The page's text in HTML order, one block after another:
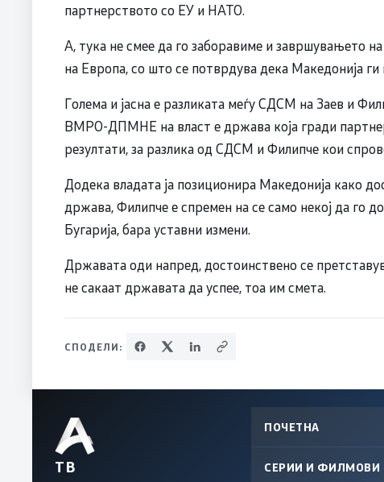
партнерството со ЕУ и НАТО.
А, тука не смее да го заборавиме и завршувањето
на Европа, со што се потврдува дека Македонија
Голема и јасна е разликата меѓу СДСM на Заев и
ВМРО-ДПМНЕ на власт е држава која гради
резултати, за разлика од СДСM и Филипче кои
Додека владата ја позиционира Македонија како
држава, Филипче е спремен на се само некој да го
Бугарија, бара уставни измени.
Државата оди напред, достоинствено се
не сакаат државата да успее, тоа им смета.
СПОДЕЛИ:
ТВ
ПОЧЕТНА
СЕРИИ И ФИЛМОВИ